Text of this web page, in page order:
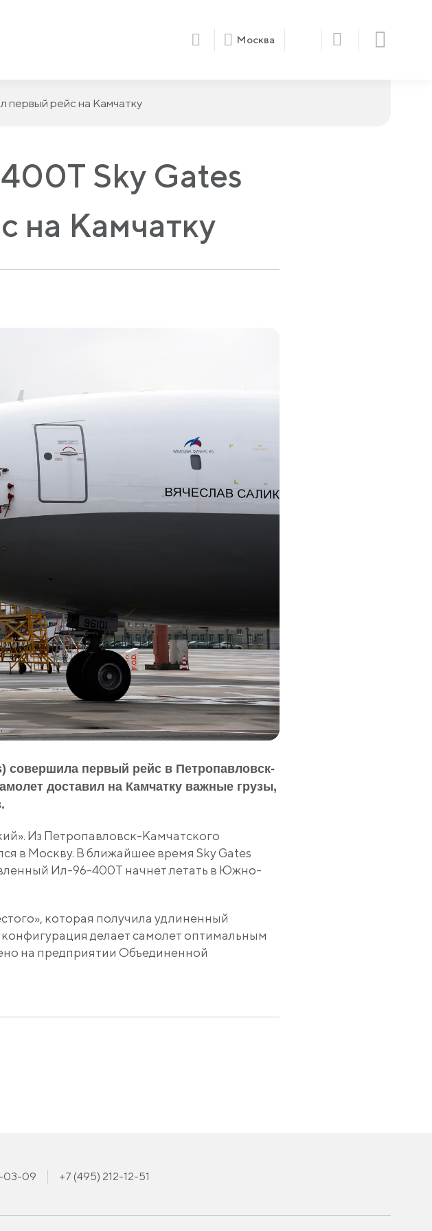
Москва
рейс на Камчатку
Sky Gates
на Камчатку
совершила первый рейс в Петропавловск-
доставил на Камчатку важные грузы,
Из Петропавловск-Камчатского
в Москву. В ближайшее время Sky Gates
Ил-96-400Т начнет летать в Южно-
которая получила удлиненный
делает самолет оптимальным
на предприятии Объединенной
03-09 +7 (495) 212-12-51